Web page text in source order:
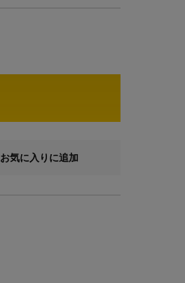
お気に入りに追加